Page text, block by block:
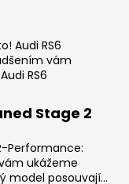
Audi RS6
vám
RS6
Stage 2
Performance:
ukážeme
model posouvají...